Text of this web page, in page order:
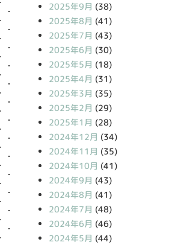
2025年9月 (38)
2025年8月 (41)
2025年7月 (43)
2025年6月 (30)
2025年5月 (18)
2025年4月 (31)
2025年3月 (35)
2025年2月 (29)
2025年1月 (28)
2024年12月 (34)
2024年11月 (35)
2024年10月 (41)
2024年9月 (43)
2024年8月 (41)
2024年7月 (48)
2024年6月 (46)
2024年5月 (44)